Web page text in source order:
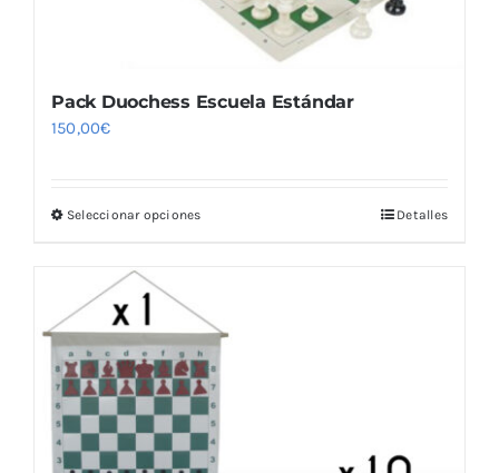
Pack Duochess Escuela Estándar
150,00€
Seleccionar opcionesEste
múltiples
variantes.
Las
opciones
se
pueden
Detalles